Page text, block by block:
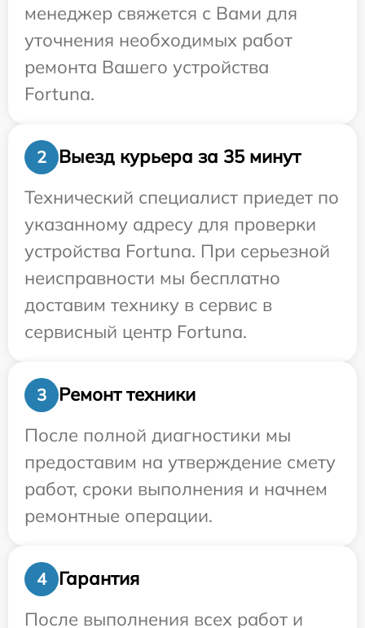
менеджер свяжется с Вами для
уточнения необходимых работ
ремонта Вашего устройства
Fortuna.
2
Выезд курьера за 35 минут
Технический специалист приедет по
указанному адресу для проверки
устройства Fortuna. При серьезной
неисправности мы бесплатно
доставим технику в сервис в
сервисный центр Fortuna.
3
Ремонт техники
После полной диагностики мы
предоставим на утверждение смету
работ, сроки выполнения и начнем
ремонтные операции.
4
Гарантия
После выполнения всех работ и